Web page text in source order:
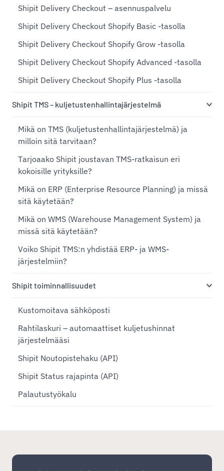
Shipit Delivery Checkout – asennuspalvelu
Shipit Delivery Checkout Shopify Basic -tasolla
Shipit Delivery Checkout Shopify Grow -tasolla
Shipit Delivery Checkout Shopify Advanced -tasolla
Shipit Delivery Checkout Shopify Plus -tasolla
Shipit TMS – kuljetustenhallintajärjestelmä
Mikä on TMS (kuljetustenhallintajärjestelmä) ja
milloin sitä tarvitaan?
Tarjoaako Shipit joustavan TMS-ratkaisun eri
kokoisille yrityksille?
Mikä on ERP (Enterprise Resource Planning) ja missä
sitä käytetään?
Mikä on WMS (Warehouse Management System) ja
missä sitä käytetään?
Voiko Shipit TMS:n yhdistää ERP- ja WMS-
järjestelmiin?
Shipit toiminnallisuudet
Kustomoitava sähköposti
Rahtilaskuri – automaattiset kuljetushinnat
järjestelmääsi
Shipit Noutopistehaku (API)
Shipit Status rajapinta (API)
Palautustyökalu